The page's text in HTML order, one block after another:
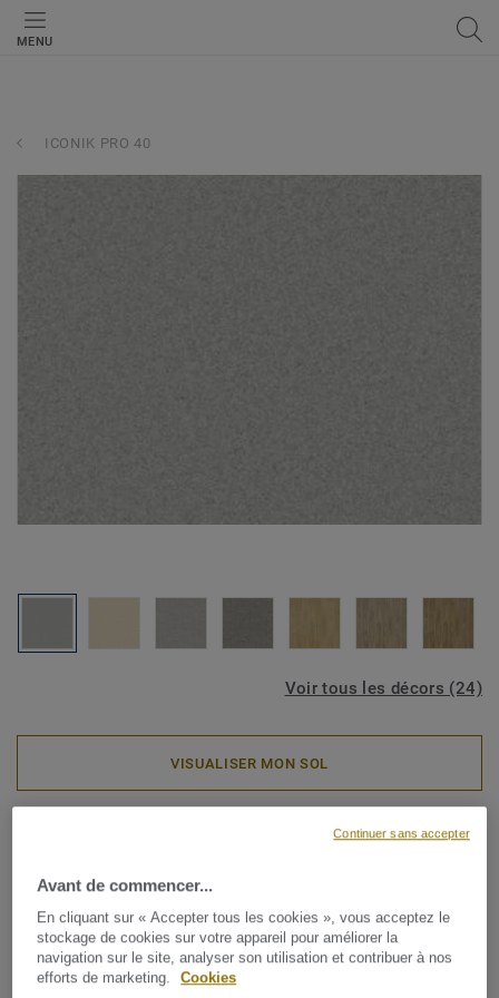
MENU
ICONIK PRO 40
Voir tous les décors (24)
VISUALISER MON SOL
ICONIK PRO 40 - Stardust
GREY
La collection ICONIK Pro 40 est un revêtement de sol en
vinyle durable à envers en mousse. Elle est parfaite pour
Avant de commencer...
En cliquant sur « Accepter tous les cookies », vous acceptez le
stockage de cookies sur votre appareil pour améliorer la
navigation sur le site, analyser son utilisation et contribuer à nos
efforts de marketing.
Cookies
Continuer sans accepter